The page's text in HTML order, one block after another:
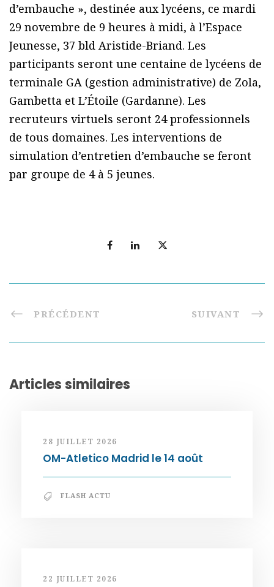
d’embauche », destinée aux lycéens, ce mardi
29 novembre de 9 heures à midi, à l’Espace
Jeunesse, 37 bld Aristide-Briand. Les
participants seront une centaine de lycéens de
terminale GA (gestion administrative) de Zola,
Gambetta et L’Étoile (Gardanne). Les
recruteurs virtuels seront 24 professionnels
de tous domaines. Les interventions de
simulation d’entretien d’embauche se feront
par groupe de 4 à 5 jeunes.
PRÉCÉDENT SUIVANT
Articles similaires
28 JUILLET 2026
OM-Atletico Madrid le 14 août
FLASH ACTU
22 JUILLET 2026